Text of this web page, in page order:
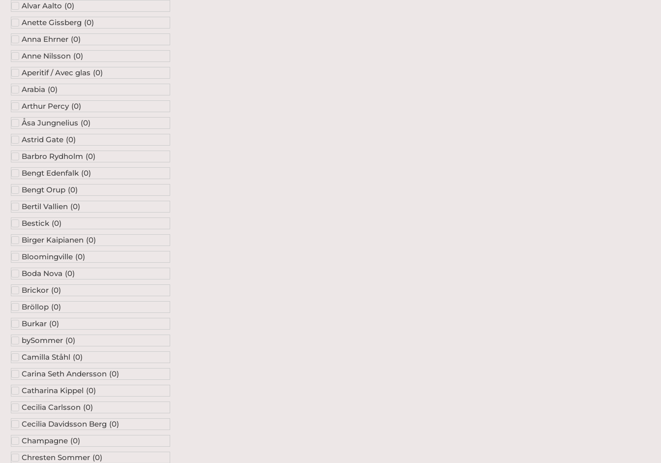
Alvar Aalto (0)
Anette Gissberg (0)
Anna Ehrner (0)
Anne Nilsson (0)
Aperitif / Avec glas (0)
Arabia (0)
Arthur Percy (0)
Åsa Jungnelius (0)
Astrid Gate (0)
Barbro Rydholm (0)
Bengt Edenfalk (0)
Bengt Orup (0)
Bertil Vallien (0)
Bestick (0)
Birger Kaipianen (0)
Bloomingville (0)
Boda Nova (0)
Brickor (0)
Bröllop (0)
Burkar (0)
bySommer (0)
Camilla Ståhl (0)
Carina Seth Andersson (0)
Catharina Kippel (0)
Cecilia Carlsson (0)
Cecilia Davidsson Berg (0)
Champagne (0)
Chresten Sommer (0)